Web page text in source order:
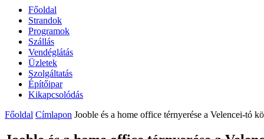
Főoldal
Strandok
Programok
Szállás
Vendéglátás
Üzletek
Szolgáltatás
Építőipar
Kikapcsolódás
Főoldal Címlapon Jooble és a home office térnyerése a Velencei-tó